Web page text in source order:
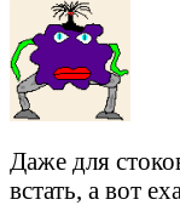
Даже для
встать, а вот